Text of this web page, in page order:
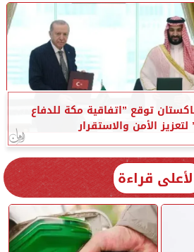
توقع ”اتفاقية مكة للدفاع
الأمن والاستقرار
قراءة